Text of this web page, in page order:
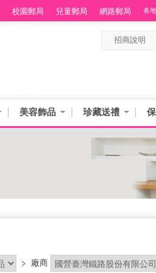
校園郵局 兒童郵局 網路郵局 各
招商說明
美容飾品 珍藏送禮
> 廠商